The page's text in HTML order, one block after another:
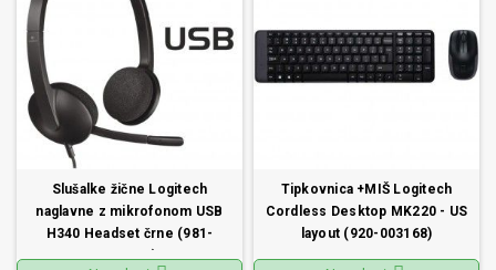
Slušalke žične Logitech
naglavne z mikrofonom USB
H340 Headset črne (981-
000475)
Tipkovnica +MIŠ Logitech
Cordless Desktop MK220 - US
layout (920-003168)